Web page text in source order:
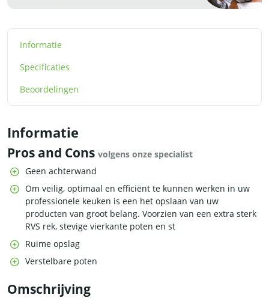
Informatie
Specificaties
Beoordelingen
Informatie
Pros and Cons volgens onze specialist
Geen achterwand
Om veilig, optimaal en efficiënt te kunnen werken in uw
professionele keuken is een het opslaan van uw
producten van groot belang. Voorzien van een extra sterk
RVS rek, stevige vierkante poten en st
Ruime opslag
Verstelbare poten
Omschrijving